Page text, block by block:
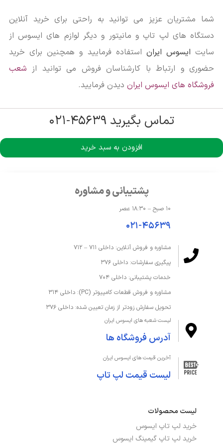
شما مشتریان عزیز می توانید به راحتی برای خرید آنلاین
دستگاه های لپ تاپ و مانیتور و دیگر لوازم های ایسوس از
سایتایسوس ایران استفاده فرمایید و همچنین برای خرید
حضوری و ارتباط با کارشناسان فروش می توانید از شعب
فروشگاه های ایسوس ایراندیدن فرمایید.
تماس بگیرید ۴۵۶۳۹-۰۲۱
افزودن به سبد خرید
پشتیبانی و مشاوره
۱۰ صبح – ۱۸:۳۰ عصر
۰۲۱-۴۵۶۳۹
مشاوره و فروش آنلاین: داخلی ۷۱۱ – ۷۱۲
پیگیری سفارشات: داخلی ۳۷۶
خدمات پشتیبانی: داخلی ۷۰۴
مشاوره و فروش قطعات کامپیوتر (PC): داخلی ۳۱۴
تحویل سفارش زودتر از زمان تعیین شده: داخلی ۳۷۶
لیست شعبه های ایسوس ایران
آدرس فروشگاه ها
آخرین قیمت های ایسوس ایران
لیست قیمت لپ تاپ
لیست محصولات
خرید لپ تاپ ایسوس
خرید لپ تاپ گیمینگ ایسوس